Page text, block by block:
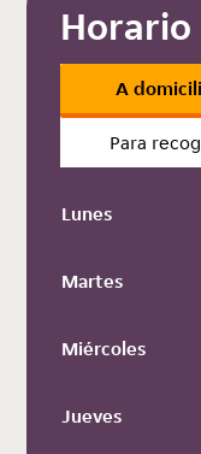
A
Para
Lunes
Martes
Miércoles
Jueves